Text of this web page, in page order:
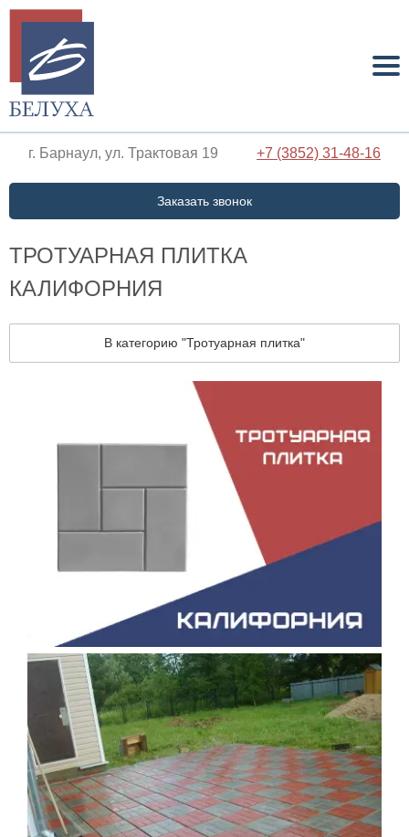
г. Барнаул, ул. Трактовая 19 +7 (3852) 31-48-16
Заказать звонок
ТРОТУАРНАЯ ПЛИТКА
КАЛИФОРНИЯ
В категорию "Тротуарная плитка"